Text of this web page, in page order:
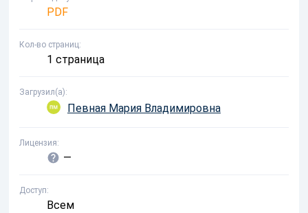
PDF
Кол-во страниц
1 страница
Загрузил(а)
Певная Мария Владимировна
Лицензия
—
Доступ
Всем